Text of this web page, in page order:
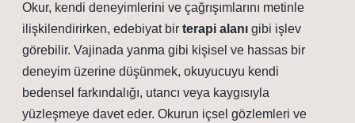
Okur, kendi deneyimlerini ve çağrışımlarını metinle
ilişkilendirirken, edebiyat bir terapi alanı gibi işlev
görebilir. Vajinada yanma gibi kişisel ve hassas bir
deneyim üzerine düşünmek, okuyucuyu kendi
bedensel farkındalığı, utancı veya kaygısıyla
yüzleşmeye davet eder. Okurun içsel gözlemleri ve